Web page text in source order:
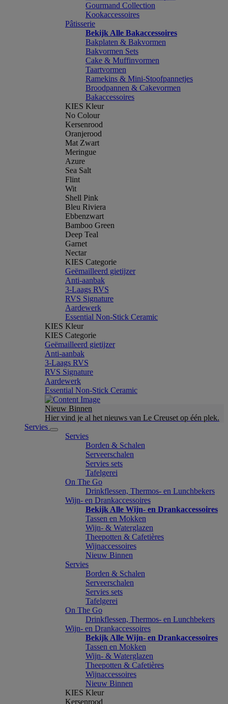
Gourmand Collection
Kookaccessoires
Pâtisserie
Bekijk Alle Bakaccessoires
Bakplaten & Bakvormen
Bakvormen Sets
Cake & Muffinvormen
Taartvormen
Ramekins & Mini-Stoofpannetjes
Broodpannen & Cakevormen
Bakaccessoires
KIES Kleur
No Colour
Kersenrood
Oranjerood
Mat Zwart
Meringue
Azure
Sea Salt
Flint
Wit
Shell Pink
Bleu Riviera
Ebbenzwart
Bamboo Green
Deep Teal
Garnet
Nectar
KIES Categorie
Geëmailleerd gietijzer
Anti-aanbak
3-Laags RVS
RVS Signature
Aardewerk
Essential Non-Stick Ceramic
KIES Kleur
KIES Categorie
Geëmailleerd gietijzer
Anti-aanbak
3-Laags RVS
RVS Signature
Aardewerk
Essential Non-Stick Ceramic
Nieuw Binnen
Hier vind je al het nieuws van Le Creuset op één plek.
Servies
Servies
Borden & Schalen
Serveerschalen
Servies sets
Tafelgerei
On The Go
Drinkflessen, Thermos- en Lunchbekers
Wijn- en Drankaccessoires
Bekijk Alle Wijn- en Drankaccessoires
Tassen en Mokken
Wijn- & Waterglazen
Theepotten & Cafetières
Wijnaccessoires
Nieuw Binnen
Servies
Borden & Schalen
Serveerschalen
Servies sets
Tafelgerei
On The Go
Drinkflessen, Thermos- en Lunchbekers
Wijn- en Drankaccessoires
Bekijk Alle Wijn- en Drankaccessoires
Tassen en Mokken
Wijn- & Waterglazen
Theepotten & Cafetières
Wijnaccessoires
Nieuw Binnen
KIES Kleur
Kersenrood